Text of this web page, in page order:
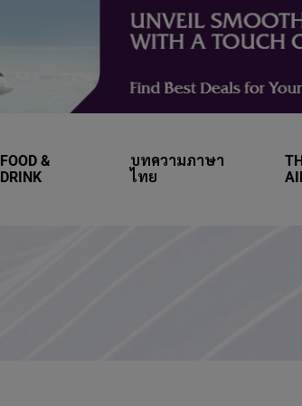
FOOD &
DRINK
บทความภาษา
ไทย